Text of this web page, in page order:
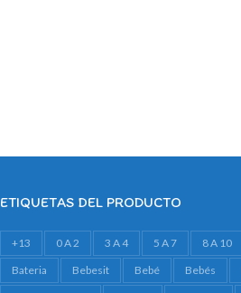
ETIQUETAS DEL PRODUCTO
+13 0 A 2 3 A 4 5 A 7 8 A 10
Bateria
Bebesit Bebé Bebés